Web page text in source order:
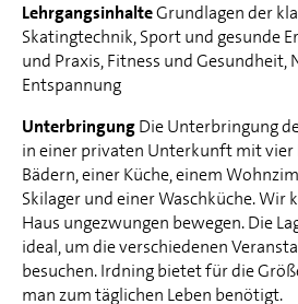
LehrgangsinhalteGrundlagen der
Skatingtechnik, Sport und gesunde
und Praxis, Fitness und Gesundheit,
Entspannung
UnterbringungDie Unterbringung
in einer privaten Unterkunft mit vier
Bädern, einer Küche, einem
Skilager und einer Waschküche. Wir
Haus ungezwungen bewegen. Die
ideal, um die verschiedenen
besuchen. Irdning bietet für die
man zum täglichen Leben benötigt.